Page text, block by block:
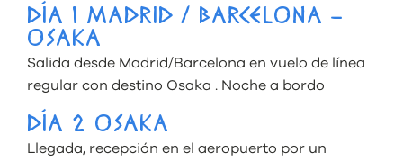
DÍA 1 MADRID / BARCELONA –
OSAKA
Salida desde Madrid/Barcelona en vuelo de línea
regular con destino Osaka . Noche a bordo
DÍA 2 OSAKA
Llegada, recepción en el aeropuerto por un